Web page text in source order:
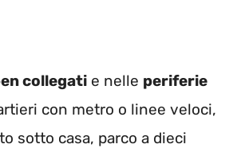
collegati e nelle periferie
con metro o linee veloci,
sotto casa, parco a dieci